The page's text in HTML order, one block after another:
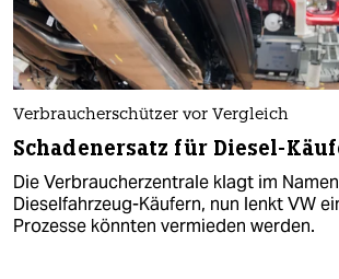
Verbraucherschützer vor Vergleich
Schadenersatz für Diesel-
Die Verbraucherzentrale klagt im
Dieselfahrzeug-Käufern, nun lenkt VW
Prozesse könnten vermieden werden.